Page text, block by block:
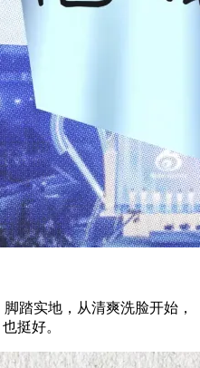
踏实地，从清爽洗脸开始，
挺好。